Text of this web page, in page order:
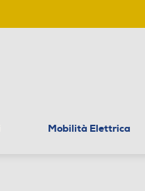
Mobilità Elettrica